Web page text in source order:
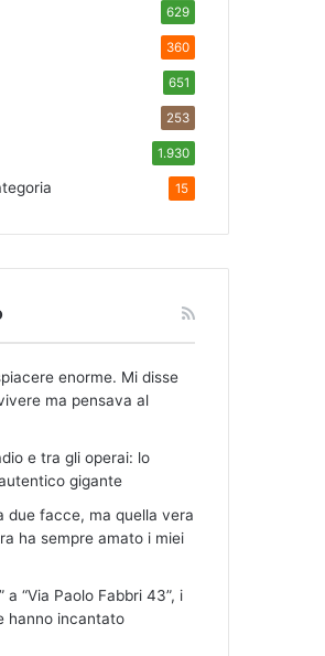
629
360
651
253
1.930
15
enorme. Mi disse
ma pensava al
e tra gli operai: lo
gigante
due facce, ma quella vera
ha sempre amato i miei
a “Via Paolo Fabbri 43”, i
hanno incantato